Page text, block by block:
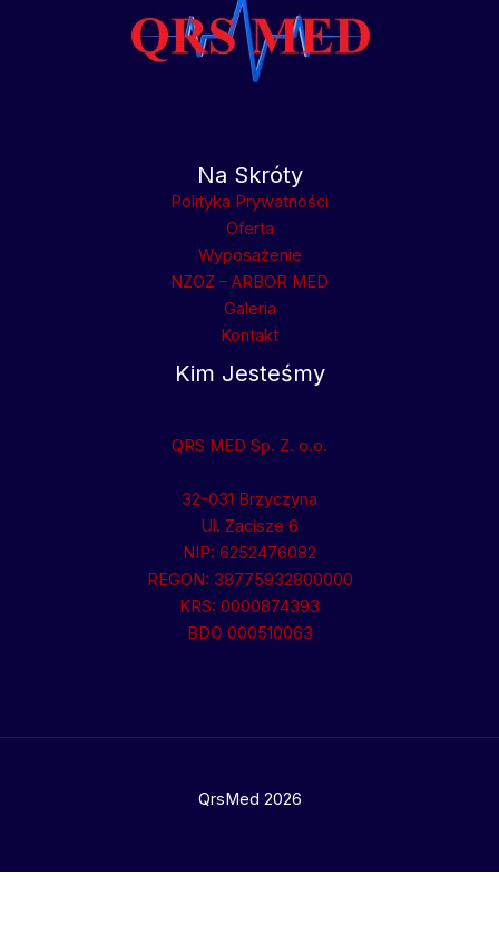
Na Skróty
Polityka Prywatności
Oferta
Wyposażenie
NZOZ – ARBOR MED
Galeria
Kontakt
Kim Jesteśmy
QRS MED Sp. Z. o.o.
32-031 Brzyczyna
Ul. Zacisze 6
NIP: 6252476082
REGON: 38775932800000
KRS: 0000874393
BDO 000510063
QrsMed 2026